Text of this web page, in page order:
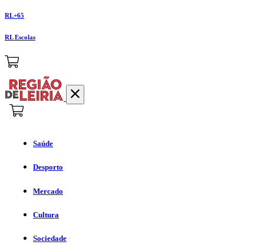
RL+65
RL Escolas
Saúde
Desporto
Mercado
Cultura
Sociedade